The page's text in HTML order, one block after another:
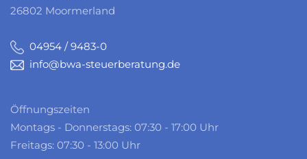
26802 Moormerland
04954 / 9483-0
info@bwa-steuerberatung.de
Öffnungszeiten
Montags - Donnerstags: 07:30 - 17:00 Uhr
Freitags: 07:30 - 13:00 Uhr